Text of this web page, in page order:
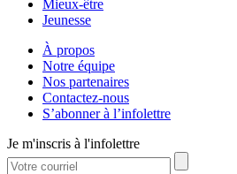
Mieux-être
Jeunesse
À propos
Notre équipe
Nos partenaires
Contactez-nous
S’abonner à l’infolettre
Je m'inscris à l'infolettre